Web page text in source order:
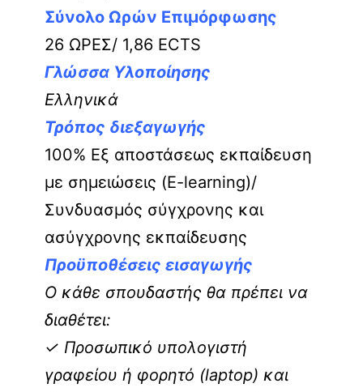
Σύνολο Ωρών Επιμόρφωσης
26 ΩΡΕΣ/ 1,86 ECTS
Γλώσσα Υλοποίησης
Ελληνικά
Τρόπος διεξαγωγής
100% Εξ αποστάσεως εκπαίδευση
με σημειώσεις (E-learning)/
Συνδυασμός σύγχρονης και
ασύγχρονης εκπαίδευσης
Προϋποθέσεις εισαγωγής
Ο κάθε σπουδαστής θα πρέπει να
διαθέτει:
✓ Προσωπικό υπολογιστή
γραφείου ή φορητό (laptop) και